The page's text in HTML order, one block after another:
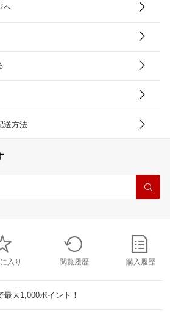
へ
送方法
入り 閲覧履歴 購入履歴
大1,000ポイント！